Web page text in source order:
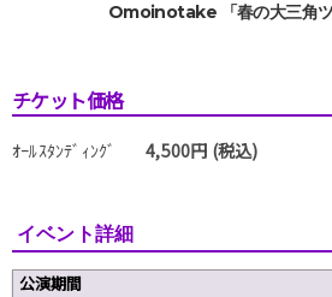
Omoinotake 「春の大三角
チケット価格
ｵｰﾙｽﾀﾝﾃﾞｨﾝｸﾞ 4,500円 (税込)
イベント詳細
公演期間